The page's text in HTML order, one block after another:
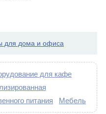
для дома и офиса
для кафе
питания
Мебель